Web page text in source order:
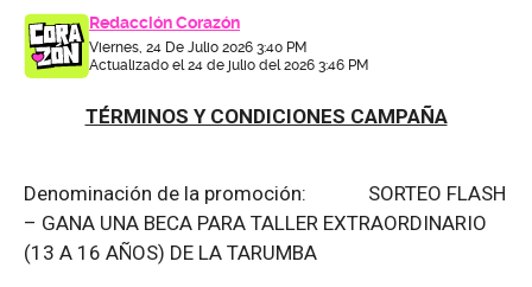
Redacción Corazón
Viernes, 24 De Julio 2026 3:40 PM
Actualizado el 24 de julio del 2026 3:46 PM
TÉRMINOS Y CONDICIONES CAMPAÑA
Denominación de la promoción: SORTEO FLASH
– GANA UNA BECA PARA TALLER EXTRAORDINARIO
(13 A 16 AÑOS) DE LA TARUMBA